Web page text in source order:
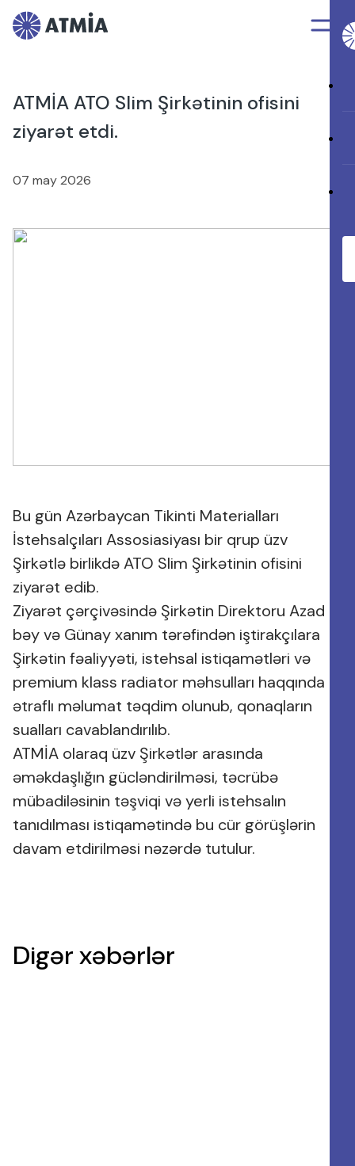
ATMİA ATO Slim Şirkətinin ofisini
ziyarət etdi.
07 may 2026
Bu gün Azərbaycan Tikinti Materialları
İstehsalçıları Assosiasiyası bir qrup üzv
Şirkətlə birlikdə ATO Slim Şirkətinin ofisini
ziyarət edib.
Ziyarət çərçivəsində Şirkətin Direktoru Azad
bəy və Günay xanım tərəfindən iştirakçılara
Şirkətin fəaliyyəti, istehsal istiqamətləri və
premium klass radiator məhsulları haqqında
ətraflı məlumat təqdim olunub, qonaqların
sualları cavablandırılıb.
ATMİA olaraq üzv Şirkətlər arasında
əməkdaşlığın gücləndirilməsi, təcrübə
mübadiləsinin təşviqi və yerli istehsalın
tanıdılması istiqamətində bu cür görüşlərin
davam etdirilməsi nəzərdə tutulur.
Digər xəbərlər